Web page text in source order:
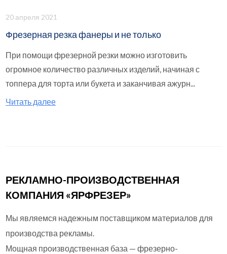
20 апреля 2021
Фрезерная резка фанеры и не только
При помощи фрезерной резки можно изготовить
огромное количество различных изделий, начиная с
топпера для торта или букета и заканчивая ажурн...
Читать далее
РЕКЛАМНО-ПРОИЗВОДСТВЕННАЯ
КОМПАНИЯ «ЯРФРЕЗЕР»
Мы являемся надежным поставщиком материалов для
производства рекламы.
Мощная производственная база — фрезерно-